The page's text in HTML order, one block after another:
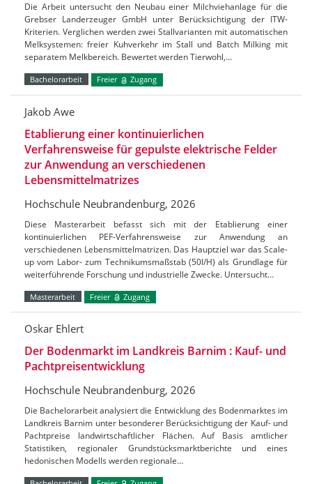
Die Arbeit untersucht den Neubau einer Milchviehanlage für die
Grebser Landerzeuger GmbH unter Berücksichtigung der ITW-
Kriterien. Verglichen werden zwei Stallvarianten mit automatischen
Melksystemen: freier Kuhverkehr im Stall und Batch Milking mit
separatem Melkbereich. Bewertet werden Tierwohl,…
Bachelorarbeit Freier Zugang
Jakob Awe
Etablierung einer kontinuierlichen
Verfahrensweise für gepulste elektrische Felder
zur Anwendung an verschiedenen
Lebensmittelmatrizes
Hochschule Neubrandenburg, 2026
Diese Masterarbeit befasst sich mit der Etablierung einer
kontinuierlichen PEF-Verfahrensweise zur Anwendung an
verschiedenen Lebensmittelmatrizen. Das Hauptziel war das Scale-
up vom Labor- zum Technikumsmaßstab (50l/H) als Grundlage für
weiterführende Forschung und industrielle Zwecke. Untersucht…
Masterarbeit Freier Zugang
Oskar Ehlert
Der Bodenmarkt im Landkreis Barnim : Kauf- und
Pachtpreisentwicklung
Hochschule Neubrandenburg, 2026
Die Bachelorarbeit analysiert die Entwicklung des Bodenmarktes im
Landkreis Barnim unter besonderer Berücksichtigung der Kauf- und
Pachtpreise landwirtschaftlicher Flächen. Auf Basis amtlicher
Statistiken, regionaler Grundstücksmarktberichte und eines
hedonischen Modells werden regionale…